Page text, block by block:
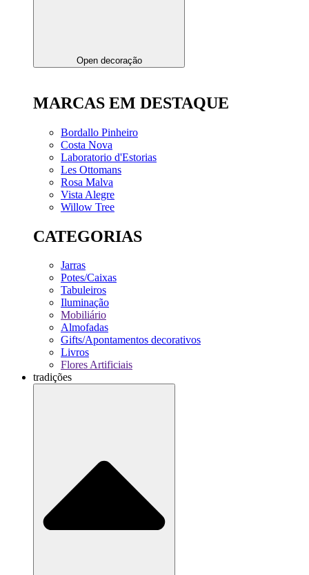
Open decoração
MARCAS EM DESTAQUE
Bordallo Pinheiro
Costa Nova
Laboratorio d'Estorias
Les Ottomans
Rosa Malva
Vista Alegre
Willow Tree
CATEGORIAS
Jarras
Potes/Caixas
Tabuleiros
Iluminação
Mobiliário
Almofadas
Gifts/Apontamentos decorativos
Livros
Flores Artificiais
tradições